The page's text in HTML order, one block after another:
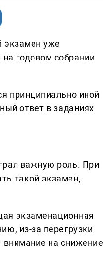
экзамен уже
годовом собрании
принципиально иной
ответ в заданиях
важную роль. При
такой экзамен,
экзаменационная
из-за перегрузки
внимание на снижение